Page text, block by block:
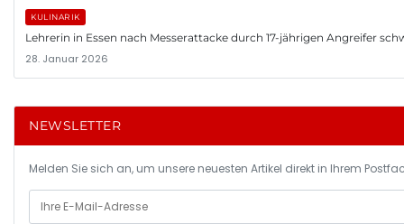
KULINARIK
Lehrerin in Essen nach Messerattacke durch 17-jährigen Angreifer
28. Januar 2026
NEWSLETTER
Melden Sie sich an, um unsere neuesten Artikel direkt in Ihrem